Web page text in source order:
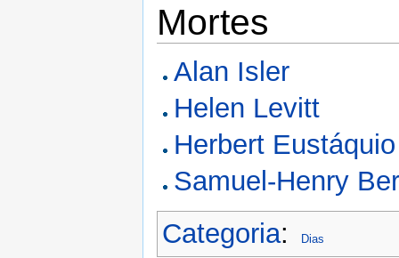
Mortes
Alan Isler
Helen Levitt
Herbert
Samuel-Henry
Categoria: Dias